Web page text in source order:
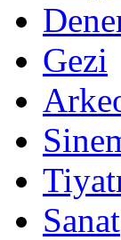
Gezi
Sanat